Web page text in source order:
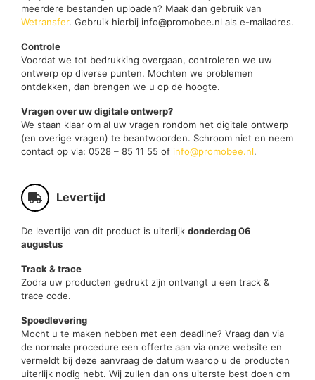
meerdere bestanden uploaden? Maak dan gebruik van
Wetransfer. Gebruik hierbij info@promobee.nl als e-mailadres.
Controle
Voordat we tot bedrukking overgaan, controleren we uw
ontwerp op diverse punten. Mochten we problemen
ontdekken, dan brengen we u op de hoogte.
Vragen over uw digitale ontwerp?
We staan klaar om al uw vragen rondom het digitale ontwerp
(en overige vragen) te beantwoorden. Schroom niet en neem
contact op via: 0528 – 85 11 55 of info@promobee.nl.
Levertijd
De levertijd van dit product is uiterlijk donderdag 06
augustus
Track & trace
Zodra uw producten gedrukt zijn ontvangt u een track &
trace code.
Spoedlevering
Mocht u te maken hebben met een deadline? Vraag dan via
de normale procedure een offerte aan via onze website en
vermeldt bij deze aanvraag de datum waarop u de producten
uiterlijk nodig hebt. Wij zullen dan ons uiterste best doen om